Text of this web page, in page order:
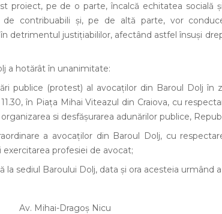
proiect, pe de o parte, încalcă echitatea socială
contribuabili și, pe de altă parte, vor
detrimentul justițiabililor, afectând astfel însuși
a hotărât în unanimitate:
publice (protest) al avocaților din Baroul Dolj în
în Piața Mihai Viteazul din Craiova, cu
si desfășurarea adunărilor publice,
a avocaților din Baroul Dolj, cu
exercitarea profesiei de avocat;
la sediul Baroului Dolj, data și ora acesteia urmând
Av. Mihai-Dragoș Nicu